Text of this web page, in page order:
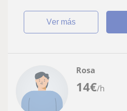
ver más
14€/h
Rosa